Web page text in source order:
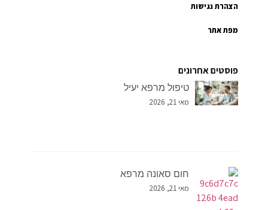
הצהרת נגישות
מפת אתר
פוסטים אחרונים
טיפול מרפא יעיל
מאי 21, 2026
חום סאונה מרפא
מאי 21, 2026